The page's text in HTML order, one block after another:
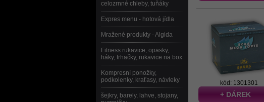
kód: 1301301
+ DÁREK
celozrnné chleby, tuňáky
Expres menu - hotová jídla
Mražené produkty - Algida
Fitness rukavice, opasky,
háky, trhačky, rukavice na box
Kompresní ponožky,
podkolenky, kraťasy, návleky
šejkry, barely, lahve, stojany,